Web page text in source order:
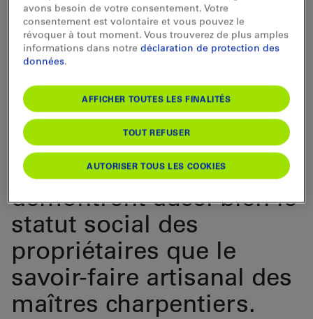
et de décoration a atteint
son apogée aux 17e et
18e siècles. Les façades
des maisons donnant
sur la vallée ou la rue
sont devenues une
vitrine de la région. Elles
démontrent aussi bien le
statut social des
propriétaires que le
savoir-faire artisanal des
maîtres charpentiers.
avons besoin de votre consentement. Votre
consentement est volontaire et vous pouvez le
révoquer à tout moment. Vous trouverez de plus amples
informations dans notredéclaration de protection des
données.
AFFICHER TOUTES LES FINALITÉS
TOUT REFUSER
AUTORISER TOUS LES COOKIES